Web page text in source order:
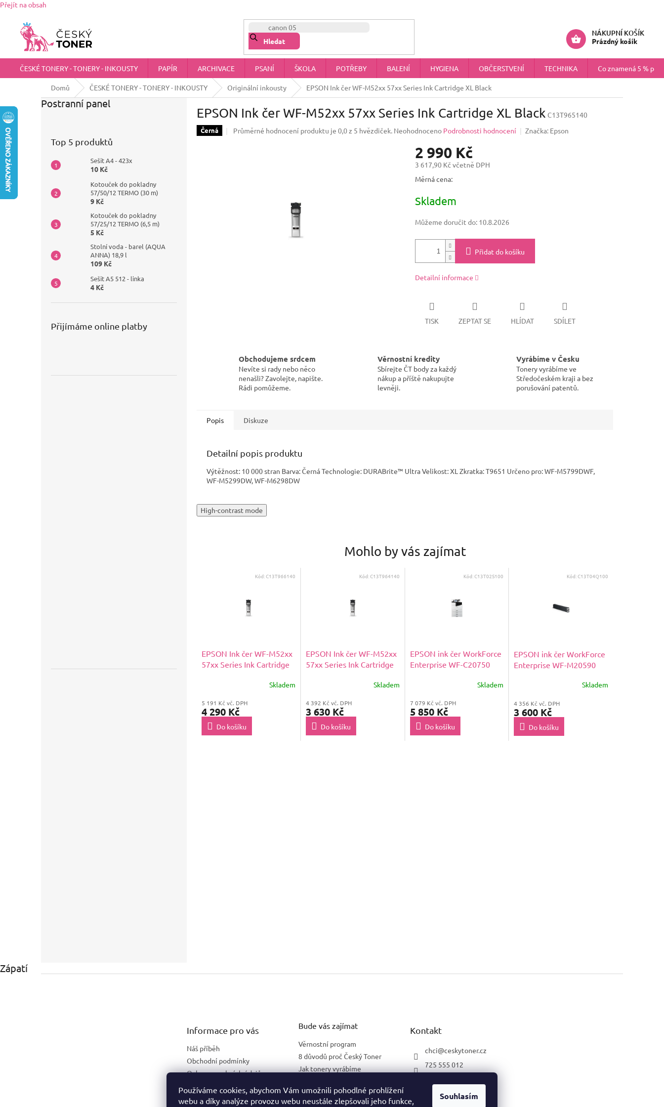
Používáme cookies, abychom Vám umožnili pohodlné prohlížení
webu a díky analýze provozu webu neustále zlepšovali jeho funkce,
Souhlasím
Přejít na obsah
chci@ceskytoner.cz
OBCHODNÍ PODMÍNKY
Hledat
NÁKUPNÍ KOŠÍK
Prázdný košík
ČESKÉ TONERY - TONERY - INKOUSTY PAPÍR ARCHIVACE PSANÍ ŠKOLA POTŘEBY BALENÍ HYGIENA OBČERSTVENÍ TECHNIKA Co znamená 5 %
Domů ČESKÉ TONERY - TONERY - INKOUSTY Originální inkousty EPSON Ink čer WF-M52xx 57xx Series Ink Cartridge XL Black
Postranní panel
Top 5 produktů
Sešit A4 - 423x
10 Kč
Kotouček do pokladny
57/50/12 TERMO (30 m)
9 Kč
Kotouček do pokladny
57/25/12 TERMO (6,5 m)
5 Kč
Stolní voda - barel (AQUA
ANNA) 18,9 l
109 Kč
Sešit A5 512 - linka
4 Kč
Přijímáme online platby
EPSON Ink čer WF-M52xx 57xx Series Ink Cartridge XL Black C13T965140
Černá Průměrné hodnocení produktu je 0,0 z 5 hvězdiček. Neohodnoceno Podrobnosti hodnocení Značka: Epson
2 990 Kč
3 617,90 Kč včetně DPH
Měrná cena:
Skladem
Můžeme doručit do: 10.8.2026
Přidat do košíku
Detailní informace
TISK ZEPTAT SE HLÍDAT SDÍLET
Obchodujeme srdcem
Nevíte si rady nebo něco
nenašli? Zavolejte, napište.
Rádi pomůžeme.
Věrnostní kredity
Sbírejte ČT body za každý
nákup a příště nakupujte
levněji.
Vyrábíme v Česku
Tonery vyrábíme ve
Středočeském kraji a bez
porušování patentů.
Popis Diskuze
Detailní popis produktu
Výtěžnost: 10 000 stran Barva: Černá Technologie: DURABrite™ Ultra Velikost: XL Zkratka: T9651 Určeno pro: WF-M5799DWF,
WF-M5299DW, WF-M6298DW
High-contrast mode
Mohlo by vás zajímat
EPSON Ink čer WF-M52xx
57xx Series Ink Cartridge
Skladem
5 191 Kč vč. DPH
4 290 Kč
Do košíku
Kód:C13T966140
EPSON Ink čer WF-M52xx
57xx Series Ink Cartridge
Skladem
4 392 Kč vč. DPH
3 630 Kč
Do košíku
Kód:C13T964140
EPSON ink čer WorkForce
Enterprise WF-C20750
Skladem
7 079 Kč vč. DPH
5 850 Kč
Do košíku
Kód:C13T02S100
EPSON ink čer WorkForce
Enterprise WF-M20590
Skladem
4 356 Kč vč. DPH
3 600 Kč
Do košíku
Kód:C13T04Q100
Zápatí
Informace pro vás
Náš příběh
Obchodní podmínky
Ochrana osobních údajů
Náhradní plnění pro firmy
Bude vás zajímat
Věrnostní program
8 důvodů proč Český Toner
Jak tonery vyrábíme
Kontakt
chci@ceskytoner.cz
725 555 012